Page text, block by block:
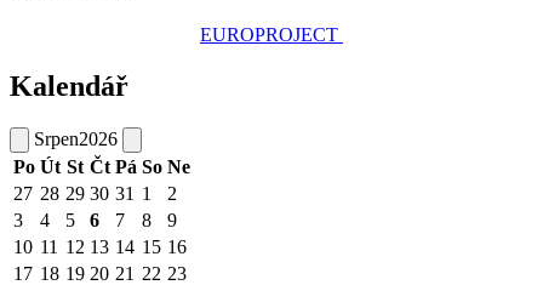
EUROPROJECT
Kalendář
Srpen2026
Po Út St Čt Pá So Ne
27 28 29 30 31 1
2
3
4 5 6 7 8
9
10 11 12 13 14 15 16
17 18 19 20 21 22 23